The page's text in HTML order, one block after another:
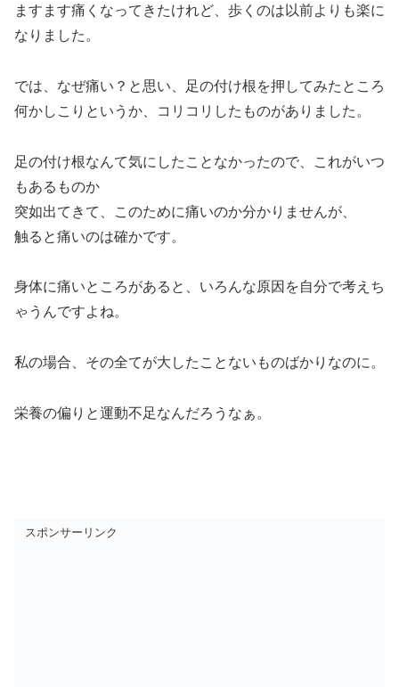
ますます痛くなってきたけれど、歩くのは以前よりも楽に
なりました。
では、なぜ痛い？と思い、足の付け根を押してみたところ
何かしこりというか、コリコリしたものがありました。
足の付け根なんて気にしたことなかったので、これがいつ
もあるものか
突如出てきて、このために痛いのか分かりませんが、
触ると痛いのは確かです。
身体に痛いところがあると、いろんな原因を自分で考えち
ゃうんですよね。
私の場合、その全てが大したことないものばかりなのに。
栄養の偏りと運動不足なんだろうなぁ。
スポンサーリンク